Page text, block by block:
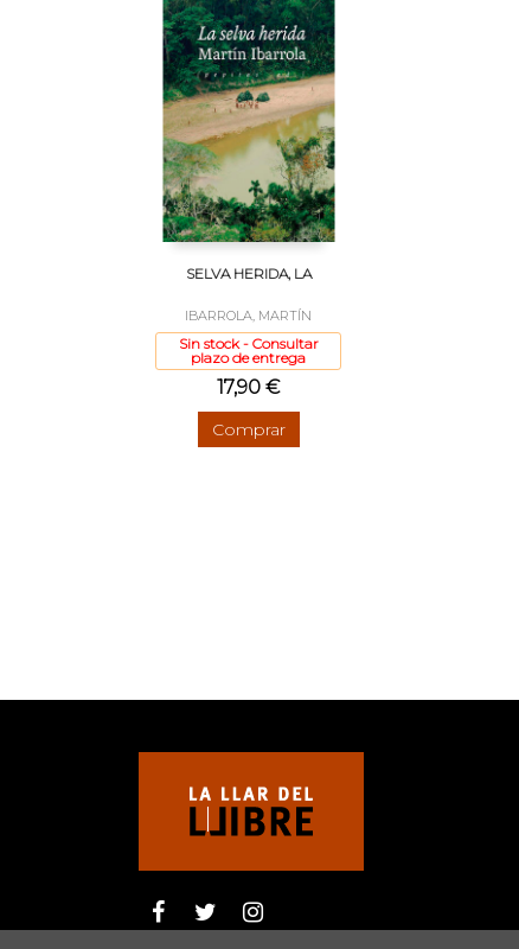
SELVA HERIDA, LA
IBARROLA, MARTÍN
Sin stock - Consultar
plazo de entrega
17,90 €
Comprar